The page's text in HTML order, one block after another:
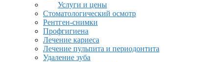
Услуги и цены
Стоматологический осмотр
Рентген-снимки
Профгигиена
Лечение кариеса
Лечение пульпита и периодонтита
Удаление зуба